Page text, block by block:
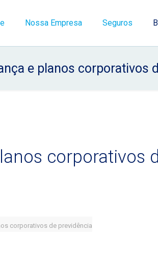
Nossa Empresa Seguros
e planos corporativos
corporativos
corporativos de previdência